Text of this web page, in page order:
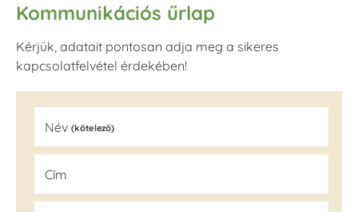
Kommunikációs űrlap
Kérjük, adatait pontosan adja meg a sikeres
kapcsolatfelvétel érdekében!
Név (kötelező)
Cím